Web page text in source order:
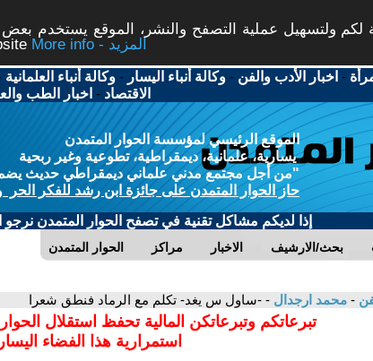
ولتسهيل عملية التصفح والنشر، الموقع يستخدم
More info - المزيد
- اخبار الأدب والفن -وكالة أنباء اليسار -وكالة أنباء العلمانية
الاقتصاد - اخبار الطب
الموقع الرئيسي لمؤسسة الحوار المتمدن
يسارية، علمانية، ديمقراطية، تطوعية وغير ربحية
"من أجل مجتمع مدني علماني ديمقراطي حديث يضمن
حاز الحوار المتمدن على جائزة ابن رشد للفكر الحر
إذا لديكم مشاكل تقنية في تصفح الحوار المتمدن نرجو
الحوار المتمدن مراكز الاخبار بحث/الارشيف
- محمد ارجدال - -ساول س يغد- تكلم مع الرماد فنطق شعرا
تبرعاتكم وتبرعاتكن المالية تحفظ استقلال
استمرارية هذا الفضاء